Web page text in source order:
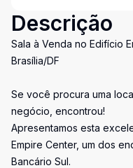
Descrição
Sala à Venda no Edifício
Brasília/DF
Se você procura uma
negócio, encontrou!
Apresentamos esta
Empire Center, um dos
Bancário Sul.